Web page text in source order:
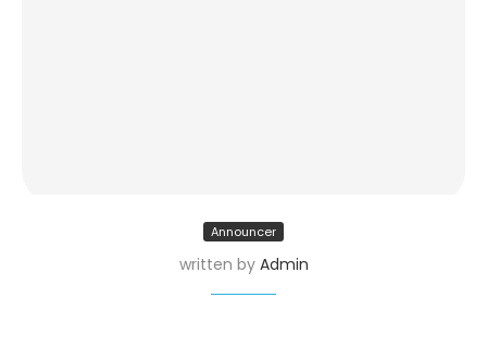
Announcer
written by Admin